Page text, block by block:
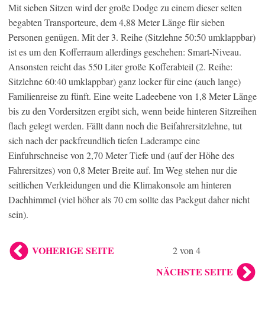
Mit sieben Sitzen wird der große Dodge zu einem dieser selten
begabten Transporteure, dem 4,88 Meter Länge für sieben
Personen genügen. Mit der 3. Reihe (Sitzlehne 50:50 umklappbar)
ist es um den Kofferraum allerdings geschehen: Smart-Niveau.
Ansonsten reicht das 550 Liter große Kofferabteil (2. Reihe:
Sitzlehne 60:40 umklappbar) ganz locker für eine (auch lange)
Familienreise zu fünft. Eine weite Ladeebene von 1,8 Meter Länge
bis zu den Vordersitzen ergibt sich, wenn beide hinteren Sitzreihen
flach gelegt werden. Fällt dann noch die Beifahrersitzlehne, tut
sich nach der packfreundlich tiefen Laderampe eine
Einfuhrschneise von 2,70 Meter Tiefe und (auf der Höhe des
Fahrersitzes) von 0,8 Meter Breite auf. Im Weg stehen nur die
seitlichen Verkleidungen und die Klimakonsole am hinteren
Dachhimmel (viel höher als 70 cm sollte das Packgut daher nicht
sein).
VOHERIGE SEITE 2 von 4
NÄCHSTE SEITE